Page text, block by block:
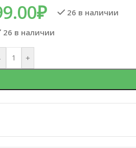
₽
26 в наличии
26 в наличии
+